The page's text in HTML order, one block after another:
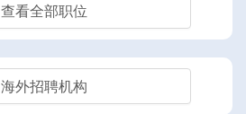
查看全部职位
海外招聘机构